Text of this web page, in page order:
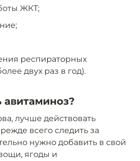
ЖКТ;
респираторных
двух раз в год).
авитаминоз?
лучше действовать
всего следить за
нужно добавить в свой
ягоды и